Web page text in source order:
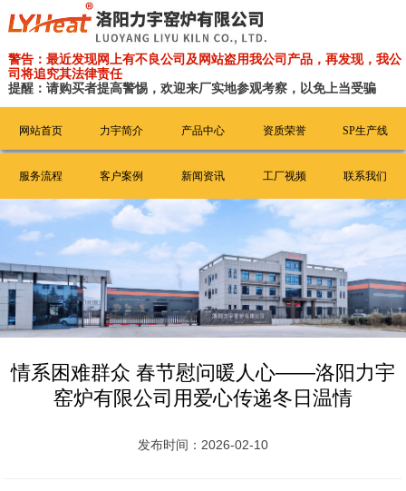
警告：最近发现网上有不良公司及网站盗用我公司产品，再发现，我公
司将追究其法律责任
提醒：请购买者提高警惕，欢迎来厂实地参观考察，以免上当受骗
网站首页 力宇简介 产品中心 资质荣誉 SP生产线
服务流程 客户案例 新闻资讯 工厂视频 联系我们
情系困难群众 春节慰问暖人心——洛阳力宇
窑炉有限公司用爱心传递冬日温情
发布时间：2026-02-10